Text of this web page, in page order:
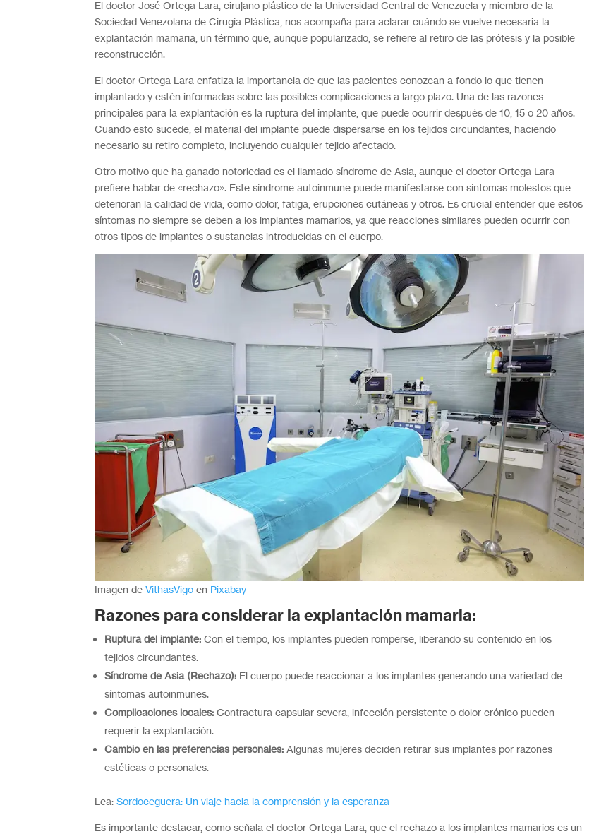
El doctor José Ortega Lara, cirujano plástico de la Universidad Central de Venezuela y miembro de la
Sociedad Venezolana de Cirugía Plástica, nos acompaña para aclarar cuándo se vuelve necesaria la
explantación mamaria, un término que, aunque popularizado, se refiere al retiro de las prótesis y la posible
reconstrucción.
El doctor Ortega Lara enfatiza la importancia de que las pacientes conozcan a fondo lo que tienen
implantado y estén informadas sobre las posibles complicaciones a largo plazo. Una de las razones
principales para la explantación es la ruptura del implante, que puede ocurrir después de 10, 15 o 20 años.
Cuando esto sucede, el material del implante puede dispersarse en los tejidos circundantes, haciendo
necesario su retiro completo, incluyendo cualquier tejido afectado.
Otro motivo que ha ganado notoriedad es el llamado síndrome de Asia, aunque el doctor Ortega Lara
prefiere hablar de «rechazo». Este síndrome autoinmune puede manifestarse con síntomas molestos que
deterioran la calidad de vida, como dolor, fatiga, erupciones cutáneas y otros. Es crucial entender que estos
síntomas no siempre se deben a los implantes mamarios, ya que reacciones similares pueden ocurrir con
otros tipos de implantes o sustancias introducidas en el cuerpo.
Imagen deVithasVigo en Pixabay
Razones para considerar la explantación mamaria:
Ruptura del implante: Con el tiempo, los implantes pueden romperse, liberando su contenido en los
tejidos circundantes.
Síndrome de Asia (Rechazo): El cuerpo puede reaccionar a los implantes generando una variedad de
síntomas autoinmunes.
Complicaciones locales: Contractura capsular severa, infección persistente o dolor crónico pueden
requerir la explantación.
Cambio en las preferencias personales: Algunas mujeres deciden retirar sus implantes por razones
estéticas o personales.
Lea:Sordoceguera: Un viaje hacia la comprensión y la esperanza
Es importante destacar, como señala el doctor Ortega Lara, que el rechazo a los implantes mamarios es un